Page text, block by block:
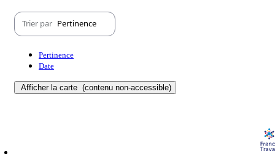
Trier par Pertinence
Pertinence
Date
Afficher la carte (contenu non-accessible)